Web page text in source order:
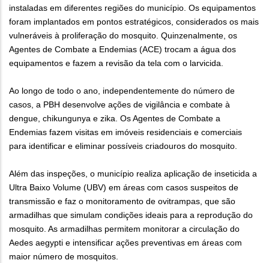
instaladas em diferentes regiões do município. Os equipamentos
foram implantados em pontos estratégicos, considerados os mais
vulneráveis à proliferação do mosquito. Quinzenalmente, os
Agentes de Combate a Endemias (ACE) trocam a água dos
equipamentos e fazem a revisão da tela com o larvicida.
Ao longo de todo o ano, independentemente do número de
casos, a PBH desenvolve ações de vigilância e combate à
dengue, chikungunya e zika. Os Agentes de Combate a
Endemias fazem visitas em imóveis residenciais e comerciais
para identificar e eliminar possíveis criadouros do mosquito.
Além das inspeções, o município realiza aplicação de inseticida a
Ultra Baixo Volume (UBV) em áreas com casos suspeitos de
transmissão e faz o monitoramento de ovitrampas, que são
armadilhas que simulam condições ideais para a reprodução do
mosquito. As armadilhas permitem monitorar a circulação do
Aedes aegypti e intensificar ações preventivas em áreas com
maior número de mosquitos.